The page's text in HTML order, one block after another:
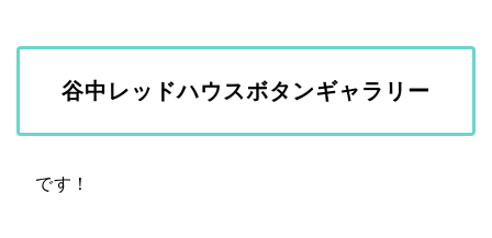
谷中レッドハウスボタンギャラリー
です！